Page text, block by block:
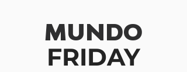
MUNDO
FRIDAY